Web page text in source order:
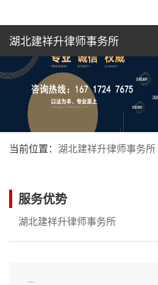
湖北建祥升律师事务所
当前位置： 湖北建祥升律师事务所
服务优势
湖北建祥升律师事务所
...